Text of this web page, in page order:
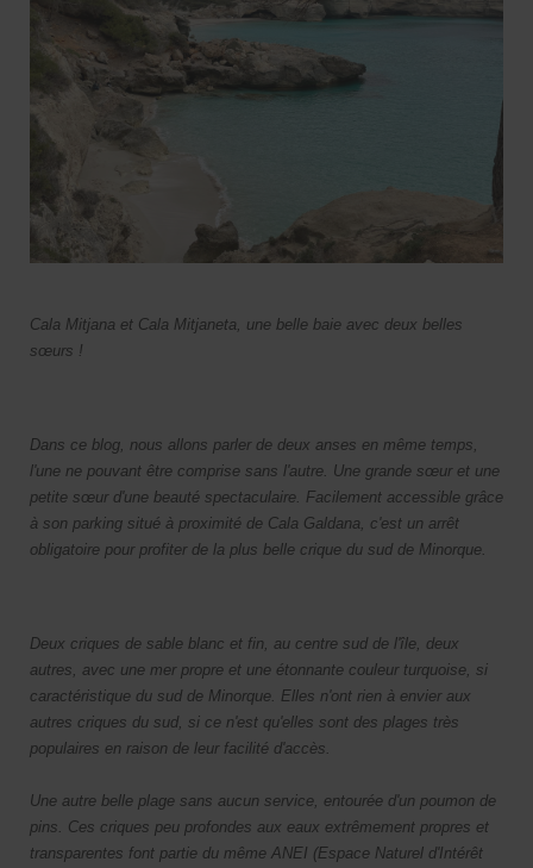
Cala Mitjana et Cala Mitjaneta, une belle baie avec deux belles
sœurs !
Dans ce blog, nous allons parler de deux anses en même temps,
l'une ne pouvant être comprise sans l'autre. Une grande sœur et une
petite sœur d'une beauté spectaculaire. Facilement accessible grâce
à son parking situé à proximité de Cala Galdana, c'est un arrêt
obligatoire pour profiter de la plus belle crique du sud de Minorque.
Deux criques de sable blanc et fin, au centre sud de l'île, deux
autres, avec une mer propre et une étonnante couleur turquoise, si
caractéristique du sud de Minorque. Elles n'ont rien à envier aux
autres criques du sud, si ce n'est qu'elles sont des plages très
populaires en raison de leur facilité d'accès.
Une autre belle plage sans aucun service, entourée d'un poumon de
pins. Ces criques peu profondes aux eaux extrêmement propres et
transparentes font partie du même ANEI (Espace Naturel d'Intérêt